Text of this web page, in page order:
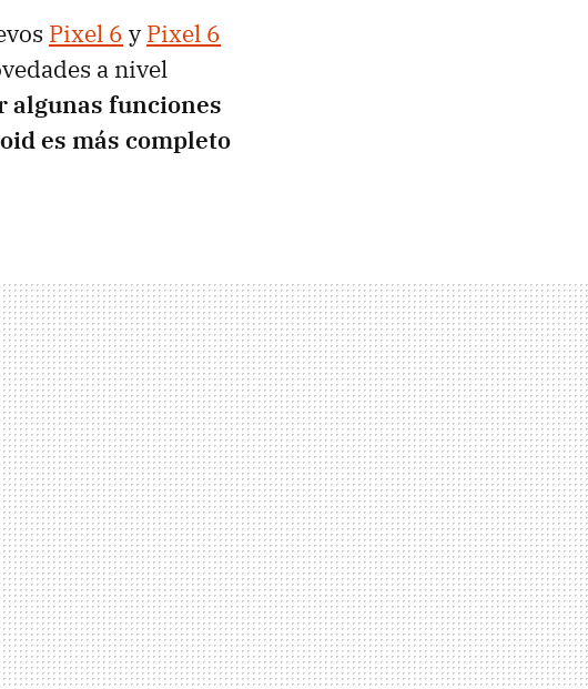
Pixel 6 yPixel 6
a nivel
algunas funciones
es más completo